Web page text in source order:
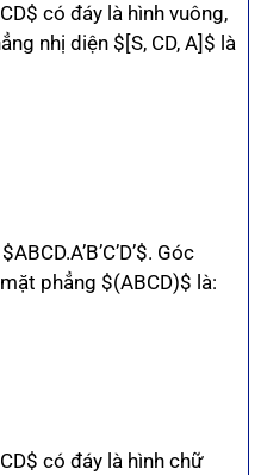
có đáy là hình vuông,
nhị diện $[S, CD, A]$ là
Góc
phẳng $(ABCD)$ là:
có đáy là hình chữ